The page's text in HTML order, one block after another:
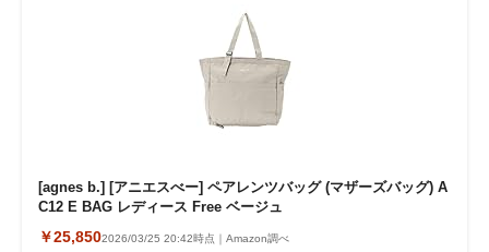
[agnes b.] [アニエスべー] ペアレンツバッグ (マザーズバッグ) A
C12 E BAG レディース Free ベージュ
￥25,8502026/03/25 20:42時点｜Amazon調べ